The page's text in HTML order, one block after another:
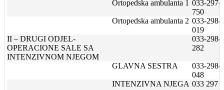
Ortopedska ambulanta 1 033-297-
750
Ortopedska ambulanta 2 033-298-
019
II – DRUGI ODJEL-
OPERACIONE SALE SA
INTENZIVNOM NJEGOM
033-298-
282
GLAVNA SESTRA
033-298-
048
INTENZIVNA NJEGA 033 297